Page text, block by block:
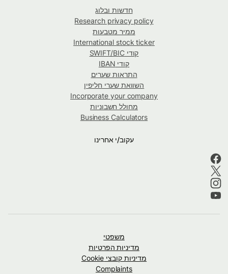
חדשות ובלוג
Research privacy policy
ממיר מטבעות
International stock ticker
קודי SWIFT/BIC
קודי IBAN
התראות שערים
השוואת שערי חליפין
Incorporate your company
מחולל חשבוניות
Business Calculators
עקוב/י אחרינו
משפטי
מדיניות הפרטיות
מדיניות קובצי Cookie
Complaints